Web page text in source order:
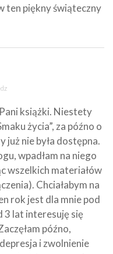
ten piękny świąteczny
książki. Niestety
życia”, za późno o
już nie była dostępna.
wpadłam na niego
wszelkich materiałów
Chciałabym na
rok jest dla mnie pod
3 lat interesuję się
późno,
i zwolnienie